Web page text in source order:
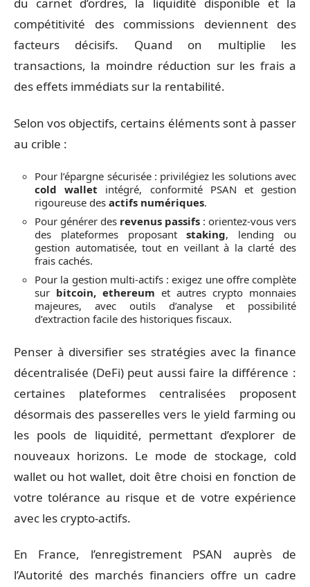
compétitivité des commissions deviennent des
facteurs décisifs. Quand on multiplie les
transactions, la moindre réduction sur les frais a
des effets immédiats sur la rentabilité.
Selon vos objectifs, certains éléments sont à passer
au crible :
Pour l’épargne sécurisée : privilégiez les solutions avec
cold wallet intégré, conformité PSAN et gestion
rigoureuse des actifs numériques.
Pour générer des revenus passifs : orientez-vous vers
des plateformes proposantstaking, lending ou
gestion automatisée, tout en veillant à la clarté des
frais cachés.
Pour la gestion multi-actifs : exigez une offre complète
sur bitcoin, ethereum et autres crypto monnaies
majeures, avec outils d’analyse et possibilité
d’extraction facile des historiques fiscaux.
Penser à diversifier ses stratégies avec la finance
décentralisée (DeFi) peut aussi faire la différence :
certaines plateformes centralisées proposent
désormais des passerelles vers le yield farming ou
les pools de liquidité, permettant d’explorer de
nouveaux horizons. Le mode de stockage, cold
wallet ou hot wallet, doit être choisi en fonction de
votre tolérance au risque et de votre expérience
avec les crypto-actifs.
En France, l’enregistrement PSAN auprès de
l’Autorité des marchés financiers offre un cadre